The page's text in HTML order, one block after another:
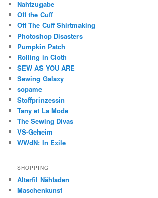
Nahtzugabe
Off the Cuff
Off The Cuff Shirtmaking
Photoshop Disasters
Pumpkin Patch
Rolling in Cloth
SEW AS YOU ARE
Sewing Galaxy
sopame
Stoffprinzessin
Tany et La Mode
The Sewing Divas
VS-Geheim
WWdN: In Exile
SHOPPING
Alterfil Nähfaden
Maschenkunst